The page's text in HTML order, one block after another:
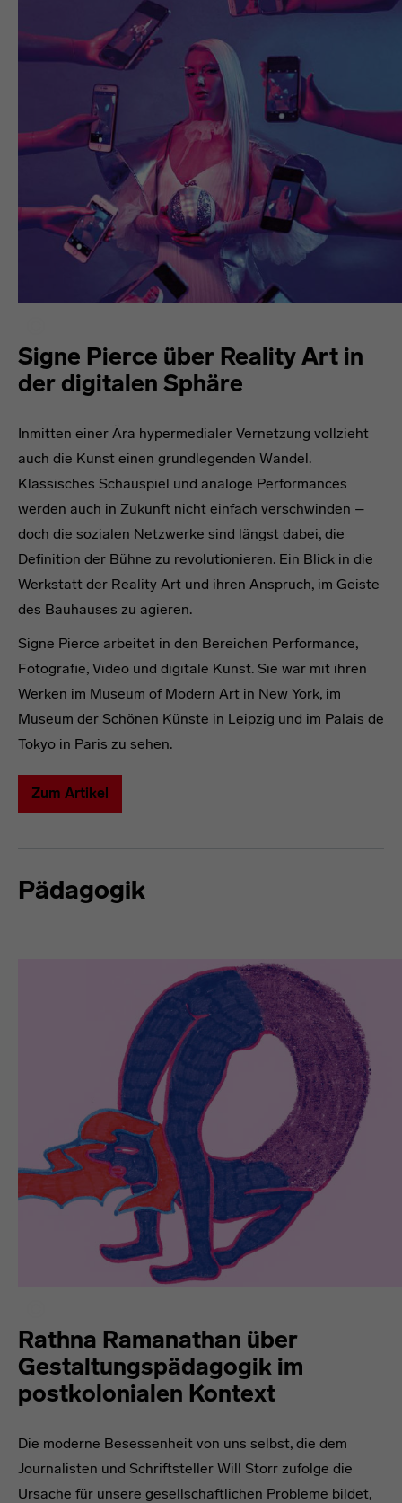
Signe Pierce über Reality Art in
der digitalen Sphäre
Inmitten einer Ära hypermedialer Vernetzung vollzieht
auch die Kunst einen grundlegenden Wandel.
Klassisches Schauspiel und analoge Performances
werden auch in Zukunft nicht einfach verschwinden –
doch die sozialen Netzwerke sind längst dabei, die
Definition der Bühne zu revolutionieren. Ein Blick in die
Werkstatt der Reality Art und ihren Anspruch, im Geiste
des Bauhauses zu agieren.
Signe Pierce arbeitet in den Bereichen Performance,
Fotografie, Video und digitale Kunst. Sie war mit ihren
Werken im Museum of Modern Art in New York, im
Museum der Schönen Künste in Leipzig und im Palais de
Tokyo in Paris zu sehen.
Zum Artikel
Pädagogik
Rathna Ramanathan über
Gestaltungspädagogik im
postkolonialen Kontext
Die moderne Besessenheit von uns selbst, die dem
Journalisten und Schriftsteller Will Storr zufolge die
Ursache für unsere gesellschaftlichen Probleme bildet,